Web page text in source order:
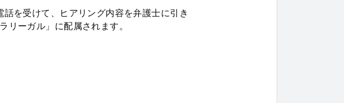
を受けて、ヒアリング内容を弁護士に引き
リーガル」に配属されます。